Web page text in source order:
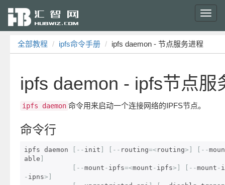
全部教程 ipfs命令手册 ipfs daemon - 节点服务进程
ipfs daemon - ipfs节点服
ipfs daemon 命令用来启动一个连接网络的IPFS节点。
命令行
ipfs daemon [-- init [-- routing=<routing>] [--
able
[--mount - ipfs=<mount - ipfs>] [--mount -
- ipns>]